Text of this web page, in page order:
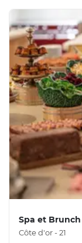
Spa et
Côte d'or - 21